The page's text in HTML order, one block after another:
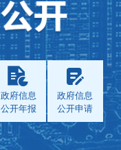
政府信息
公开年报
政府信息
公开申请